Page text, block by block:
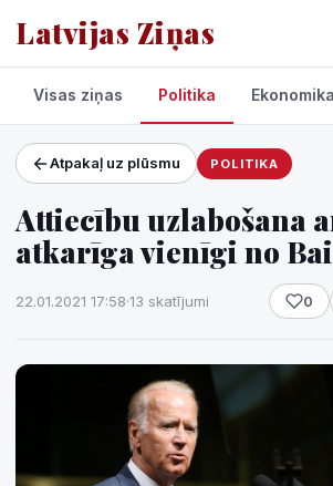
Latvijas Ziņas
Projekti un pakalpojumi
Laikapstākļi
Visas ziņas Politika Ekonomika
Atpakaļ uz plūsmu POLITIKA
Attiecību uzlabošana
atkarīga vienīgi no
22.01.2021 17:58·13 skatījumi 0